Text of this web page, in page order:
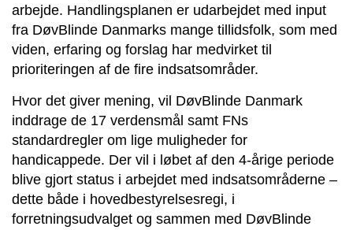
arbejde. Handlingsplanen er udarbejdet med input
fra DøvBlinde Danmarks mange tillidsfolk, som med
viden, erfaring og forslag har medvirket til
prioriteringen af de fire indsatsområder.
Hvor det giver mening, vil DøvBlinde Danmark
inddrage de 17 verdensmål samt FNs
standardregler om lige muligheder for
handicappede. Der vil i løbet af den 4-årige periode
blive gjort status i arbejdet med indsatsområderne –
dette både i hovedbestyrelsesregi, i
forretningsudvalget og sammen med DøvBlinde